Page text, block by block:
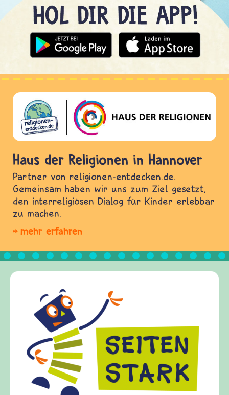
Haus der Religionen in Hannover
Partner von religionen-entdecken.de.
Gemeinsam haben wir uns zum Ziel gesetzt,
den interreligiösen Dialog für Kinder erlebbar
zu machen.
mehr erfahren
Frieden Fragen
frieden-fragen.de ist ein Internet-Angebot für
Kinder, Eltern und ErzieherInnen das zu
Fragen von Krieg und Frieden, Streit und
Gewalt informiert und einen Austausch zu
diesem Themenbereich ermöglicht. frieden-
fragen.de bietet Antworten auf wichtige